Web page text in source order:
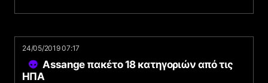
24/05/2019 07:17
Assange πακέτο 18 κατηγοριών από τις
ΗΠΑ